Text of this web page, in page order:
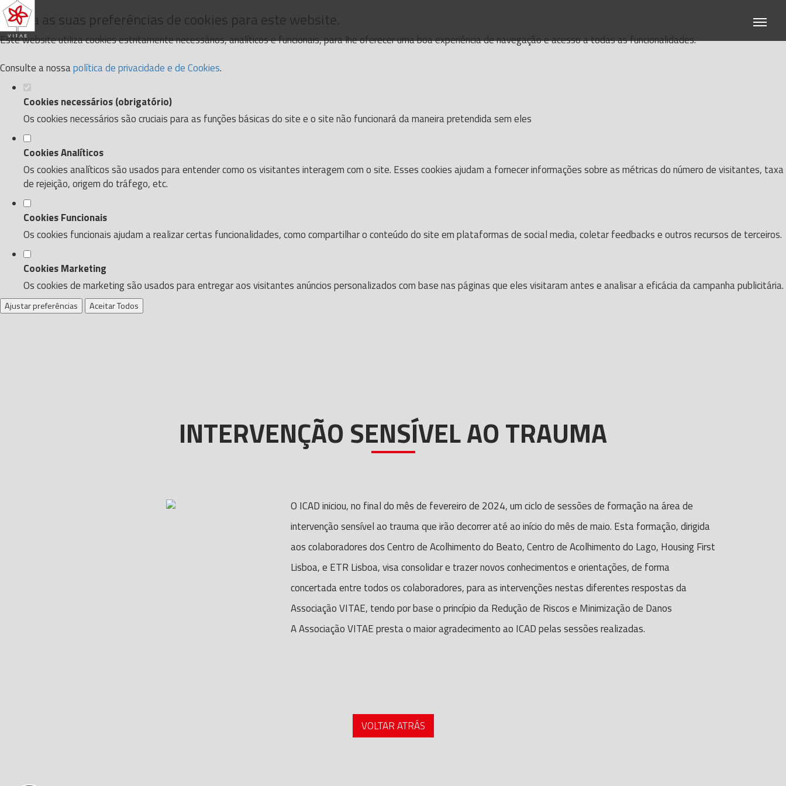
Defina as suas preferências de cookies para este website.
Este website utiliza cookies estritamente necessários, analíticos e funcionais, para lhe oferecer uma boa experiência de navegação e acesso a todas as funcionalidades.
Consulte a nossapolítica de privacidade e de Cookies.
Cookies necessários (obrigatório)
Os cookies necessários são cruciais para as funções básicas do site e o site não funcionará da maneira pretendida sem eles
Cookies Analíticos
Os cookies analíticos são usados para entender como os visitantes interagem com o site. Esses cookies ajudam a fornecer informações sobre as métricas do número de visitantes, taxa
de rejeição, origem do tráfego, etc.
Cookies Funcionais
Os cookies funcionais ajudam a realizar certas funcionalidades, como compartilhar o conteúdo do site em plataformas de social media, coletar feedbacks e outros recursos de terceiros.
Cookies Marketing
Os cookies de marketing são usados para entregar aos visitantes anúncios personalizados com base nas páginas que eles visitaram antes e analisar a eficácia da campanha publicitária.
Ajustar preferências Aceitar Todos
INTERVENÇÃO SENSÍVEL AO TRAUMA
O ICAD iniciou, no final do mês de fevereiro de 2024, um ciclo de sessões de formação na área de
intervenção sensível ao trauma que irão decorrer até ao início do mês de maio. Esta formação, dirigida
aos colaboradores dos Centro de Acolhimento do Beato, Centro de Acolhimento do Lago, Housing First
Lisboa, e ETR Lisboa, visa consolidar e trazer novos conhecimentos e orientações, de forma
concertada entre todos os colaboradores, para as intervenções nestas diferentes respostas da
Associação VITAE, tendo por base o princípio da Redução de Riscos e Minimização de Danos
A Associação VITAE presta o maior agradecimento ao ICAD pelas sessões realizadas.
VOLTAR ATRÁS